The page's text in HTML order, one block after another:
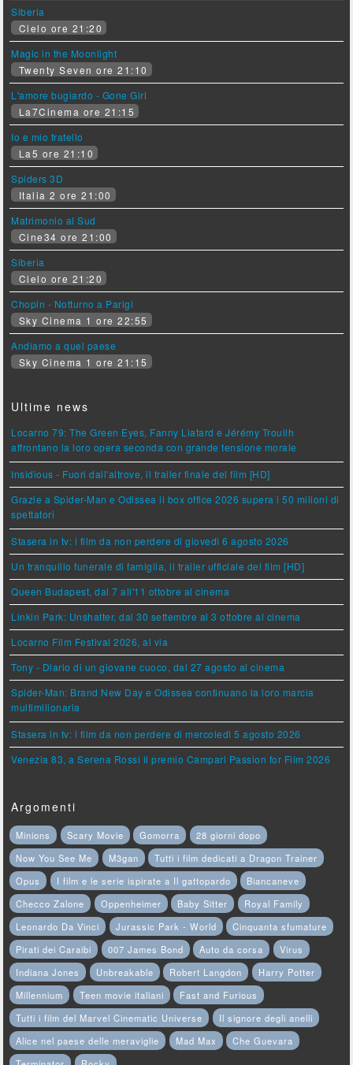
Siberia
Cielo ore 21:20
Magic in the Moonlight
Twenty Seven ore 21:10
L'amore bugiardo - Gone Girl
La7Cinema ore 21:15
Io e mio fratello
La5 ore 21:10
Spiders 3D
Italia 2 ore 21:00
Matrimonio al Sud
Cine34 ore 21:00
Siberia
Cielo ore 21:20
Chopin - Notturno a Parigi
Sky Cinema 1 ore 22:55
Andiamo a quel paese
Sky Cinema 1 ore 21:15
Ultime news
Locarno 79: The Green Eyes, Fanny Liatard e Jérémy Trouilh
affrontano la loro opera seconda con grande tensione morale
Insidious - Fuori dall'altrove, il trailer finale del film [HD]
Grazie a Spider-Man e Odissea il box office 2026 supera i 50 milioni di
spettatori
Stasera in tv: i film da non perdere di giovedì 6 agosto 2026
Un tranquillo funerale di famiglia, il trailer ufficiale del film [HD]
Queen Budapest, dal 7 all'11 ottobre al cinema
Linkin Park: Unshatter, dal 30 settembre al 3 ottobre al cinema
Locarno Film Festival 2026, al via
Tony - Diario di un giovane cuoco, dal 27 agosto al cinema
Spider-Man: Brand New Day e Odissea continuano la loro marcia
multimilionaria
Stasera in tv: i film da non perdere di mercoledì 5 agosto 2026
Venezia 83, a Serena Rossi il premio Campari Passion for Film 2026
Argomenti
Minions Scary Movie Gomorra
28 giorni dopo
Now You See Me
M3gan
Tutti i film dedicati a Dragon Trainer
Opus
I film e le serie ispirate a Il gattopardo
Biancaneve
Checco Zalone
Oppenheimer Baby Sitter
Royal Family
Leonardo Da Vinci
Jurassic Park - World
Cinquanta sfumature
Pirati dei Caraibi
007 James Bond Auto da corsa
Virus
Indiana Jones
Unbreakable Robert Langdon
Harry Potter
Millennium
Teen movie italiani
Fast and Furious
Tutti i film del Marvel Cinematic Universe
Il signore degli anelli
Alice nel paese delle meraviglie
Mad Max
Che Guevara